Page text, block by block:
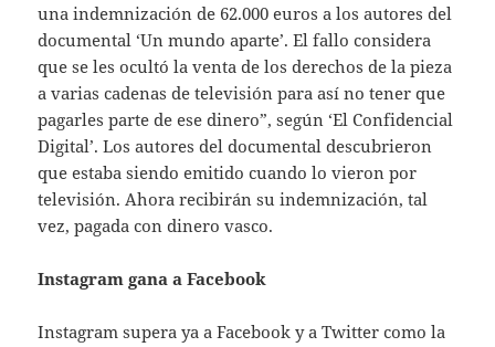
una indemnización de 62.000 euros a los autores del
documental ‘Un mundo aparte’. El fallo considera
que se les ocultó la venta de los derechos de la pieza
a varias cadenas de televisión para así no tener que
pagarles parte de ese dinero”, según ‘El Confidencial
Digital’. Los autores del documental descubrieron
que estaba siendo emitido cuando lo vieron por
televisión. Ahora recibirán su indemnización, tal
vez, pagada con dinero vasco.
Instagram gana a Facebook
Instagram supera ya a Facebook y a Twitter como la